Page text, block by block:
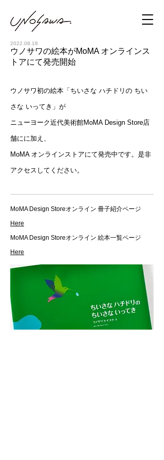
2022.08.18
ウノサワの絵本がMoMA オンラインス
トアにて発売開始
ウノサワ初の絵本「ちいさな ハチドリの ちい
さな いってき」が
ニューヨーク近代美術館MoMA Design Store店
舗にに加え、
MoMA オンラインストアにて発売中です。是非
アクセスしてください。
MoMA Design Storeオンライン 冊子紹介ページ
Here
MoMA Design Storeオンライン 絵本一覧ページ
Here